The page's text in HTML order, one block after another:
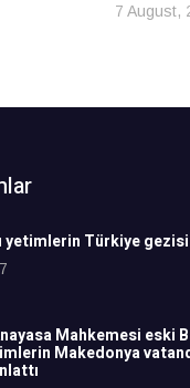
7 August,
yetimlerin Türkiye gezisi
Mahkemesi eski
Makedonya